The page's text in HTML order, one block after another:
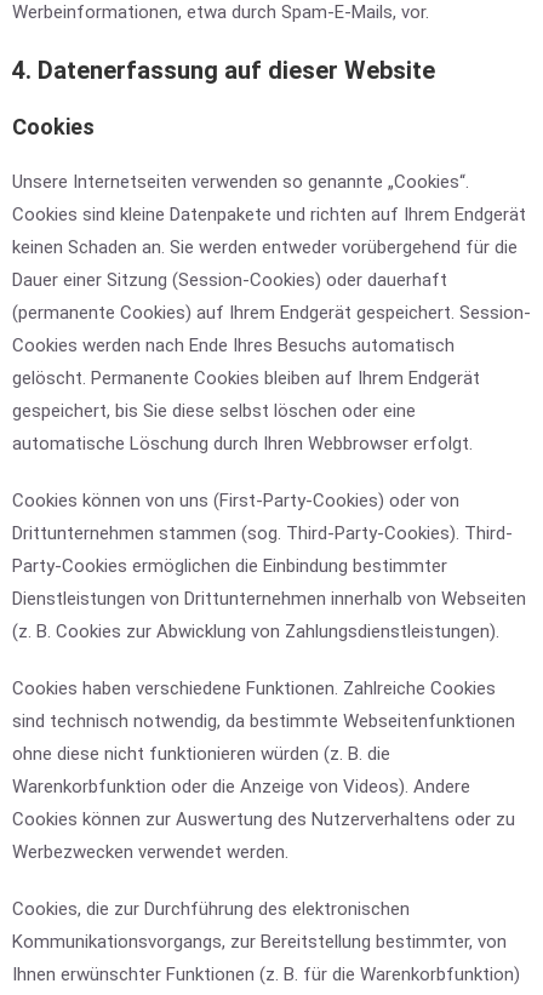
Werbeinformationen, etwa durch Spam-E-Mails, vor.
4. Datenerfassung auf dieser Website
Cookies
Unsere Internetseiten verwenden so genannte „Cookies“.
Cookies sind kleine Datenpakete und richten auf Ihrem Endgerät
keinen Schaden an. Sie werden entweder vorübergehend für die
Dauer einer Sitzung (Session-Cookies) oder dauerhaft
(permanente Cookies) auf Ihrem Endgerät gespeichert. Session-
Cookies werden nach Ende Ihres Besuchs automatisch
gelöscht. Permanente Cookies bleiben auf Ihrem Endgerät
gespeichert, bis Sie diese selbst löschen oder eine
automatische Löschung durch Ihren Webbrowser erfolgt.
Cookies können von uns (First-Party-Cookies) oder von
Drittunternehmen stammen (sog. Third-Party-Cookies). Third-
Party-Cookies ermöglichen die Einbindung bestimmter
Dienstleistungen von Drittunternehmen innerhalb von Webseiten
(z. B. Cookies zur Abwicklung von Zahlungsdienstleistungen).
Cookies haben verschiedene Funktionen. Zahlreiche Cookies
sind technisch notwendig, da bestimmte Webseitenfunktionen
ohne diese nicht funktionieren würden (z. B. die
Warenkorbfunktion oder die Anzeige von Videos). Andere
Cookies können zur Auswertung des Nutzerverhaltens oder zu
Werbezwecken verwendet werden.
Cookies, die zur Durchführung des elektronischen
Kommunikationsvorgangs, zur Bereitstellung bestimmter, von
Ihnen erwünschter Funktionen (z. B. für die Warenkorbfunktion)